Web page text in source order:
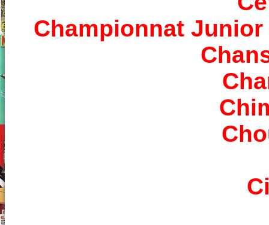
Championnat